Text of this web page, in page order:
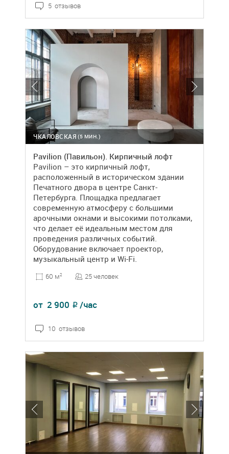
5 отзывов
(5 МИН.)
ЧКАЛОВСКАЯ
Pavilion (Павильон). Кирпичный лофт
Pavilion – это кирпичный лофт,
расположенный в историческом здании
Печатного двора в центре Санкт-
Петербурга. Площадка предлагает
современную атмосферу с большими
арочными окнами и высокими потолками,
что делает её идеальным местом для
проведения различных событий.
Оборудование включает проектор,
музыкальный центр и Wi-Fi.
60 м2 25 человек
от 2 900 ₽ /час
10 отзывов